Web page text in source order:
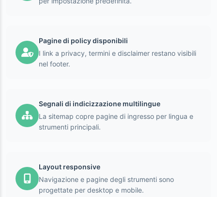
Pagine di policy disponibili
I link a privacy, termini e disclaimer restano visibili
nel footer.
Segnali di indicizzazione multilingue
La sitemap copre pagine di ingresso per lingua e
strumenti principali.
Layout responsive
Navigazione e pagine degli strumenti sono
progettate per desktop e mobile.